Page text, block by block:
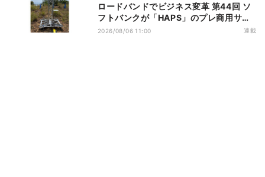
ロードバンドでビジネス変革 第44回 ソ
フトバンクが「HAPS」のプレ商用サー
ビス開始を表明、本格的な商用展開のめ
2026/08/06 11:00 連載